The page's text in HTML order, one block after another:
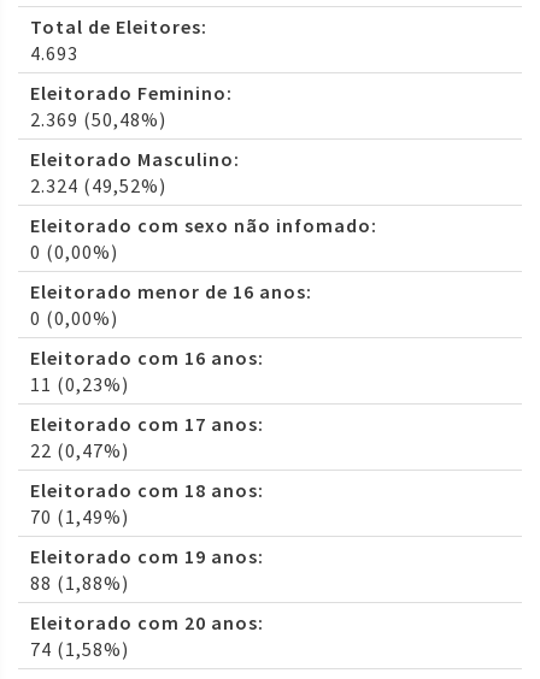
Total de Eleitores:
4.693
Eleitorado Feminino:
2.369 (50,48%)
Eleitorado Masculino:
2.324 (49,52%)
Eleitorado com sexo não infomado:
0 (0,00%)
Eleitorado menor de 16 anos:
0 (0,00%)
Eleitorado com 16 anos:
11 (0,23%)
Eleitorado com 17 anos:
22 (0,47%)
Eleitorado com 18 anos:
70 (1,49%)
Eleitorado com 19 anos:
88 (1,88%)
Eleitorado com 20 anos:
74 (1,58%)